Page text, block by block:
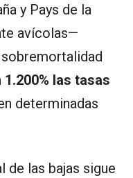
y Pays de la
avícolas—
las tasas
determinadas
de las bajas sigue